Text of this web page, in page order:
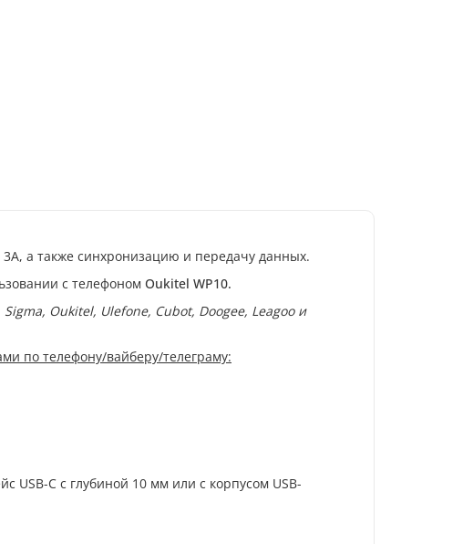
а также синхронизацию и передачу данных.
с телефоном Oukitel WP10.
Oukitel, Ulefone, Cubot, Doogee, Leagoo и
по телефону/вайберу/телеграму:
USB-C с глубиной 10 мм или с корпусом USB-